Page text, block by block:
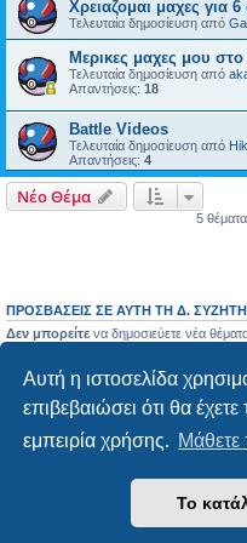
Αυτή η ιστοσελίδα
επιβεβαιώσει ότι θα
εμπειρία χρήσης. Μάθετε
Το
Χρειαζομαι μαχες για 6
Τελευταία δημοσίευση από
Μερικες μαχες μου στο
Τελευταία δημοσίευση από
Απαντήσεις: 18
Battle Videos
Τελευταία δημοσίευση από
Απαντήσεις: 4
Νέο Θέμα
5
ΠΡΟΣΒΆΣΕΙΣ ΣΕ ΑΥΤΉ ΤΗ Δ.
Δεν μπορείτε να δημοσιεύετε νέα
Δεν μπορείτε
να επεξεργάζεστε τις
Δεν μπορείτενα διαγράφετε τις
Δεν μπορείτενα επισυνάπτετε αρχεία
Ευρετήριο Δ. Συζήτησης
Δημιουργήθηκε από